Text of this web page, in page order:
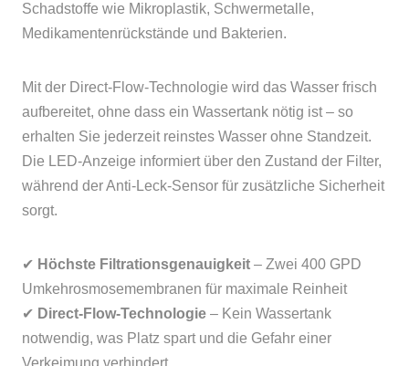
Schadstoffe wie Mikroplastik, Schwermetalle,
Medikamentenrückstände und Bakterien.
Mit der Direct-Flow-Technologie wird das Wasser frisch
aufbereitet, ohne dass ein Wassertank nötig ist – so
erhalten Sie jederzeit reinstes Wasser ohne Standzeit.
Die LED-Anzeige informiert über den Zustand der Filter,
während der Anti-Leck-Sensor für zusätzliche Sicherheit
sorgt.
✔ Höchste Filtrationsgenauigkeit – Zwei 400 GPD
Umkehrosmosemembranen für maximale Reinheit
✔ Direct-Flow-Technologie – Kein Wassertank
notwendig, was Platz spart und die Gefahr einer
Verkeimung verhindert